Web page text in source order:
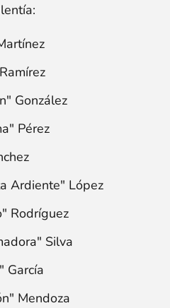
González
Pérez
Ardiente" López
Rodríguez
Silva
García
Mendoza